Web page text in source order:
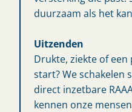
duurzaam als het
Uitzenden
Drukte, ziekte of
start? We schakelen
direct inzetbare
kennen onze